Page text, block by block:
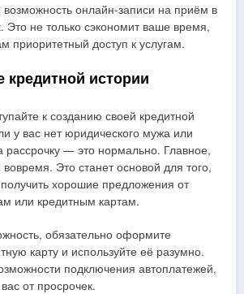
возможность онлайн-записи на приём в
Это не только сэкономит ваше время,
приоритетный доступ к услугам.
истории
к созданию своей кредитной
у вас нет юридического мужа или
рассрочку — это нормально. Главное,
Это станет основой для того,
хорошие предложения от
или кредитным картам.
обязательно оформите
карту и используйте её разумно.
подключения автоплатежей,
от просрочек.